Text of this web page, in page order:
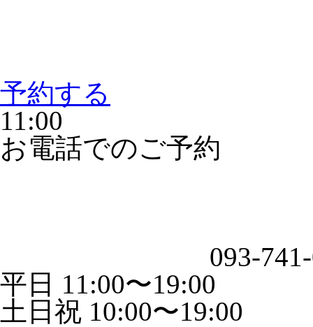
予約する
11:00
お電話でのご予約
093-
平日 11:00〜19:00
土日祝 10:00〜19:00